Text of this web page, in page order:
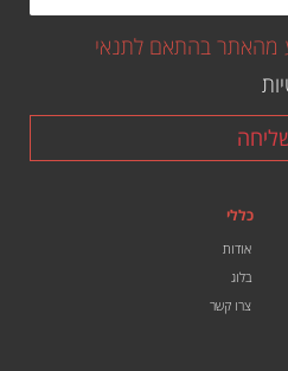
מהאתר בהתאם לתנאי
כללי
אודות
בלוג
צרו קשר